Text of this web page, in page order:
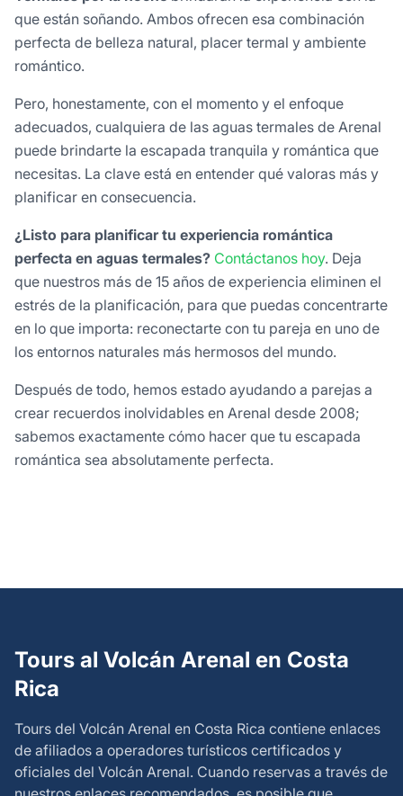
que están soñando. Ambos ofrecen esa combinación
perfecta de belleza natural, placer termal y ambiente
romántico.
Pero, honestamente, con el momento y el enfoque
adecuados, cualquiera de las aguas termales de Arenal
puede brindarte la escapada tranquila y romántica que
necesitas. La clave está en entender qué valoras más y
planificar en consecuencia.
¿Listo para planificar tu experiencia romántica
perfecta en aguas termales? Contáctanos hoy. Deja
que nuestros más de 15 años de experiencia eliminen el
estrés de la planificación, para que puedas concentrarte
en lo que importa: reconectarte con tu pareja en uno de
los entornos naturales más hermosos del mundo.
Después de todo, hemos estado ayudando a parejas a
crear recuerdos inolvidables en Arenal desde 2008;
sabemos exactamente cómo hacer que tu escapada
romántica sea absolutamente perfecta.
Tours al Volcán Arenal en Costa
Rica
Tours del Volcán Arenal en Costa Rica contiene enlaces
de afiliados a operadores turísticos certificados y
oficiales del Volcán Arenal. Cuando reservas a través de